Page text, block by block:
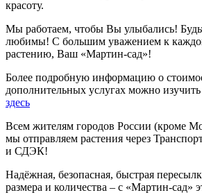
красоту.
Мы работаем, чтобы Вы улыбались!
любимы! С большим уважением к
растению, Ваш «Мартин-сад»!
Более подробную информацию о
дополнительных услугах можно
здесь
Всем жителям городов России (кроме
мы отправляем растения через
и СДЭК!
Надёжная, безопасная, быстрая
размера и количества – с «Мартин-сад»